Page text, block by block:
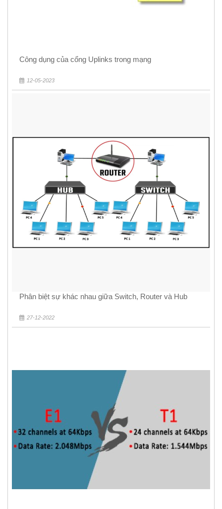
Công dụng của cổng Uplinks trong mạng
12-05-2023
Phân biệt sự khác nhau giữa Switch, Router và Hub
27-12-2022